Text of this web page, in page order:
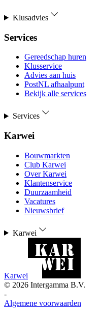
Klusadvies
Services
Gereedschap huren
Klusservice
Advies aan huis
PostNL afhaalpunt
Bekijk alle services
Services
Karwei
Bouwmarkten
Club Karwei
Over Karwei
Klantenservice
Duurzaamheid
Vacatures
Nieuwsbrief
Karwei
Karwei
© 2026 Intergamma B.V.
-
Algemene voorwaarden